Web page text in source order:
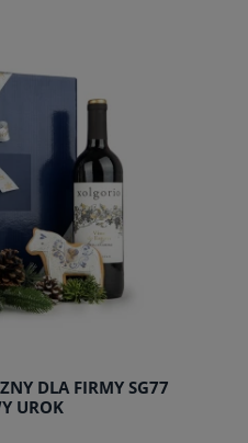
DLA FIRMY SG77
UROK